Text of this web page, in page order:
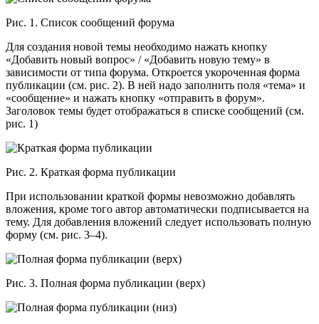
Рис. 1. Список сообщений форума
Для создания новой темы необходимо нажать кнопку
«Добавить новый вопрос» / «Добавить новую тему» в
зависимости от типа форума. Откроется укороченная форма
публикации (см. рис. 2). В ней надо заполнить поля «тема» и
«сообщение» и нажать кнопку «отправить в форум».
Заголовок темы будет отображаться в списке сообщений (см.
рис. 1)
Рис. 2. Краткая форма публикации
При использовании краткой формы невозможно добавлять
вложения, кроме того автор автоматически подписывается на
тему. Для добавления вложений следует использовать полную
форму (см. рис. 3–4).
Рис. 3. Полная форма публикации (верх)